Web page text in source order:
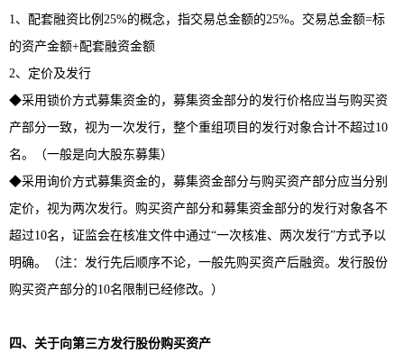
1、配套融资比例25%的概念，指交易总金额的25%。交易总金额=标
的资产金额+配套融资金额
2、定价及发行
◆采用锁价方式募集资金的，募集资金部分的发行价格应当与购买资
产部分一致，视为一次发行，整个重组项目的发行对象合计不超过10
名。（一般是向大股东募集）
◆采用询价方式募集资金的，募集资金部分与购买资产部分应当分别
定价，视为两次发行。购买资产部分和募集资金部分的发行对象各不
超过10名，证监会在核准文件中通过“一次核准、两次发行”方式予以
明确。（注：发行先后顺序不论，一般先购买资产后融资。发行股份
购买资产部分的10名限制已经修改。）
四、关于向第三方发行股份购买资产